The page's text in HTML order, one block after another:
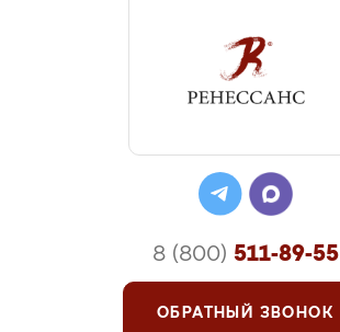
8 (800) 511-89-55
ОБРАТНЫЙ ЗВОНОК